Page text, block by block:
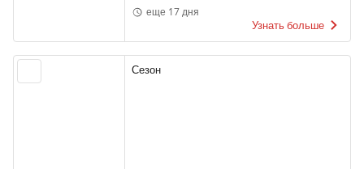
еще 17 дня
Узнать больше
Сезон